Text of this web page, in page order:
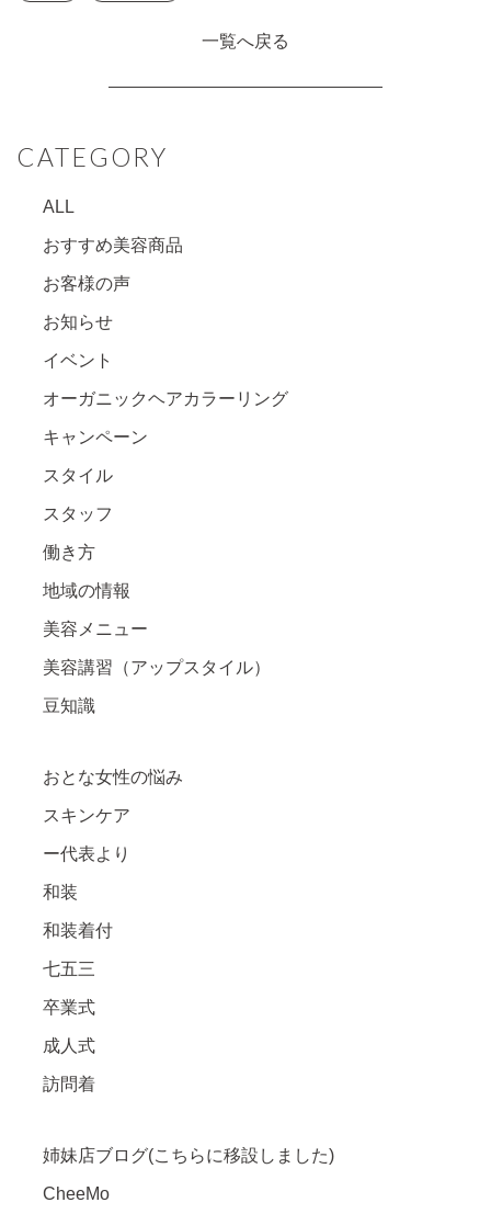
CATEGORY
ALL
おすすめ美容商品
お客様の声
お知らせ
イベント
オーガニックヘアカラーリング
キャンペーン
スタイル
スタッフ
働き方
地域の情報
美容メニュー
美容講習（アップスタイル）
豆知識
おとな女性の悩み
スキンケア
ー代表より
和装
和装着付
七五三
卒業式
成人式
訪問着
姉妹店ブログ(こちらに移設しました)
CheeMo
一覧へ戻る